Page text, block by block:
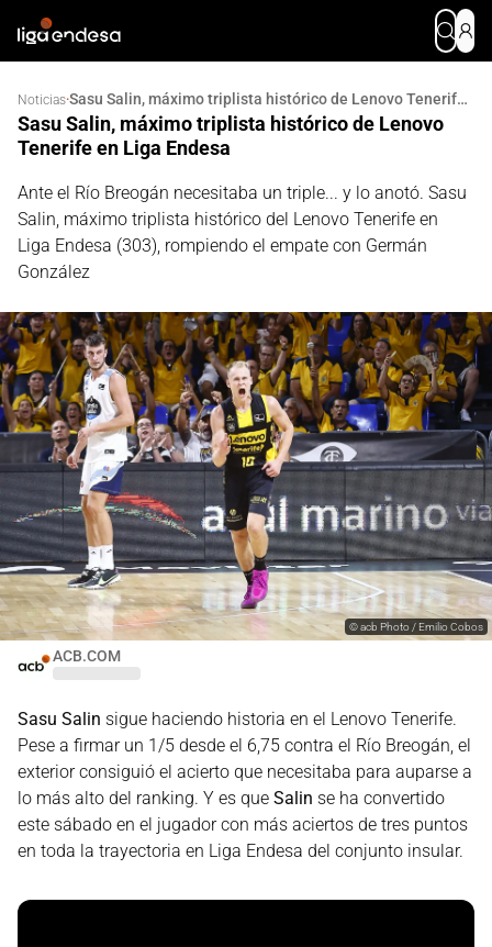
Noticias· Sasu Salin, máximo triplista histórico de Lenovo Tenerife en Liga Endesa
Sasu Salin, máximo triplista histórico de Lenovo
Tenerife en Liga Endesa
Ante el Río Breogán necesitaba un triple... y lo anotó. Sasu
Salin, máximo triplista histórico del Lenovo Tenerife en
Liga Endesa (303), rompiendo el empate con Germán
González
ACB.COM
©acb Photo / Emilio Cobos
Sasu Salin sigue haciendo historia en el Lenovo Tenerife.
Pese a firmar un 1/5 desde el 6,75 contra el Río Breogán, el
exterior consiguió el acierto que necesitaba para auparse a
lo más alto del ranking. Y es que Salin se ha convertido
este sábado en el jugador con más aciertos de tres puntos
en toda la trayectoria en Liga Endesa del conjunto insular.